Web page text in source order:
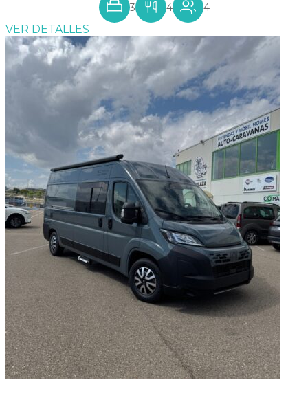
3 4 4
VER DETALLES